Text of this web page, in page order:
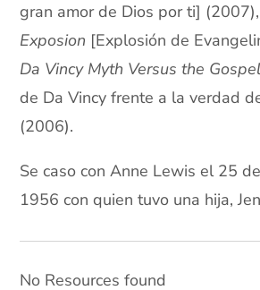
gran amor de Dios por ti] (2007),
Exposion [Explosión de
Da Vincy Myth Versus the
de Da Vincy frente a la verdad
(2006).
Se caso con Anne Lewis el 25
1956 con quien tuvo una hija,
No Resources found